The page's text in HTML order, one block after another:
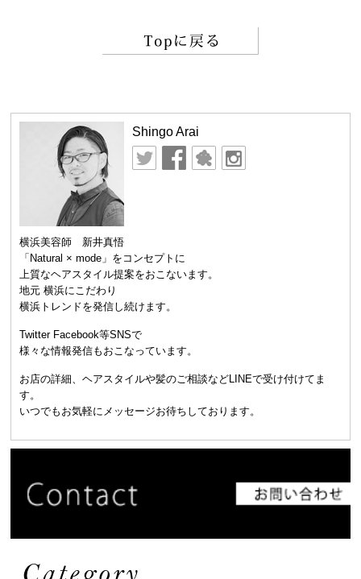
Shingo Arai
横浜美容師 新井真悟
「Natural × mode」をコンセプトに
上質なヘアスタイル提案をおこないます。
地元 横浜にこだわり
横浜トレンドを発信し続けます。
Twitter Facebook等SNSで
様々な情報発信もおこなっています。
お店の詳細、ヘアスタイルや髪のご相談などLINEで受け付けてま
す。
いつでもお気軽にメッセージお待ちしております。